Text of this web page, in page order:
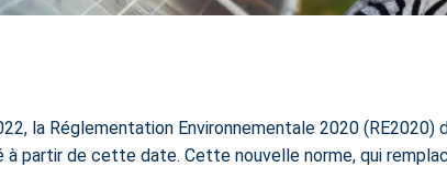
la Réglementation Environnementale 2020
partir de cette date. Cette nouvelle norme, qui